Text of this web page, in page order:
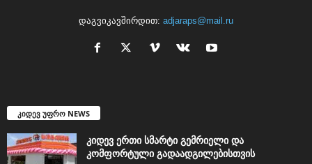
დაგვიკავშირდით: adjaraps@mail.ru
კიდევ უფრო NEWS
კიდევ ერთი სმარტი გემრიელი და
კომფორტული გადაადგილებისთვის